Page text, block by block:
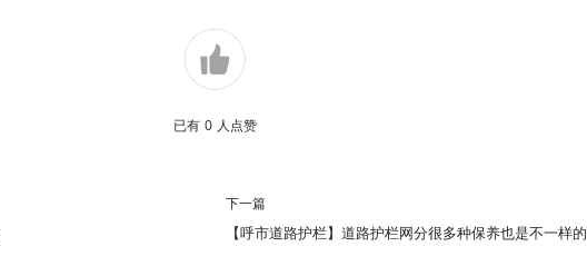
已有 0 人点赞
下一篇
【呼市道路护栏】道路护栏网分很多种保养也是不一样的